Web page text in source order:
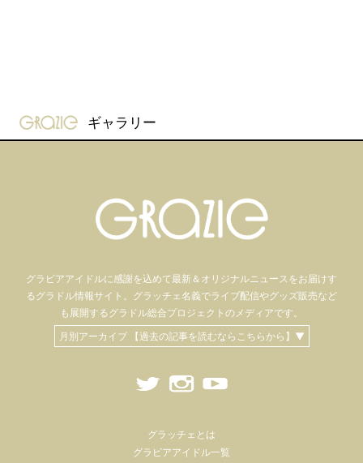
gravure-grazie
ギャラリー
グラビアアイドルに感謝を込めて最新＆オリジナルニュースをお届けす
るグラドル情報サイト。 グラッチェ名義でライブ配信やグッズ販売など
も 展開するグラドル総合プロジェクトのメディアです。
月別アーカイブ 【過去の記事を読むならこちらから】▼
グラッチェとは
グラビアアイドル一覧